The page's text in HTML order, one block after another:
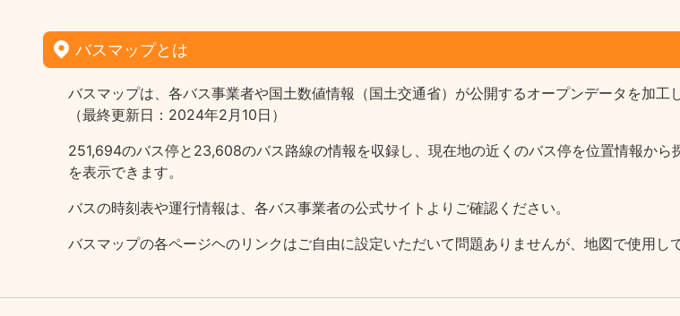
バスマップとは
バスマップは、各バス事業者や国土数値情報（国土交通省）が公開するオープンデータを加工
（最終更新日：2024年2月10日）
251,694のバス停と23,608のバス路線の情報を収録し、現在地の近くのバス停を位置情報か
を表示できます。
バスの時刻表や運行情報は、各バス事業者の公式サイトよりご確認ください。
バスマップの各ページヘのリンクはご自由に設定いただいて問題ありませんが、地図で使用し